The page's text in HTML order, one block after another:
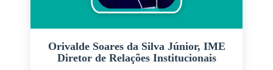
Orivalde Soares da Silva Júnior, IME
Diretor de Relações Institucionais